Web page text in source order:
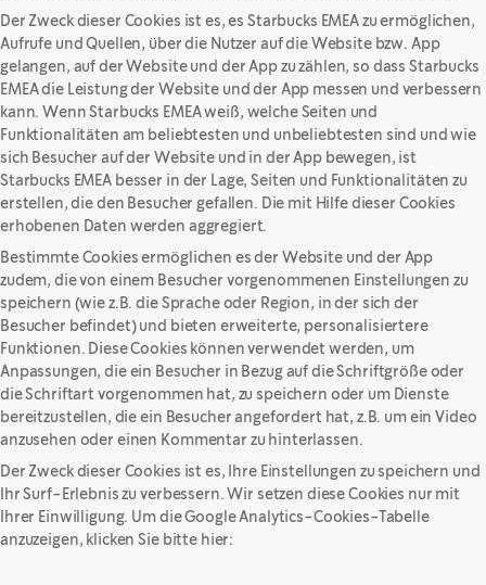
Der Zweck dieser Cookies ist es, es Starbucks EMEA zu ermöglichen,
Aufrufe und Quellen, über die Nutzer auf die Website bzw. App
gelangen, auf der Website und der App zu zählen, so dass Starbucks
EMEA die Leistung der Website und der App messen und verbessern
kann. Wenn Starbucks EMEA weiß, welche Seiten und
Funktionalitäten am beliebtesten und unbeliebtesten sind und wie
sich Besucher auf der Website und in der App bewegen, ist
Starbucks EMEA besser in der Lage, Seiten und Funktionalitäten zu
erstellen, die den Besucher gefallen. Die mit Hilfe dieser Cookies
erhobenen Daten werden aggregiert.
Bestimmte Cookies ermöglichen es der Website und der App
zudem, die von einem Besucher vorgenommenen Einstellungen zu
speichern (wie z.B. die Sprache oder Region, in der sich der
Besucher befindet) und bieten erweiterte, personalisiertere
Funktionen. Diese Cookies können verwendet werden, um
Anpassungen, die ein Besucher in Bezug auf die Schriftgröße oder
die Schriftart vorgenommen hat, zu speichern oder um Dienste
bereitzustellen, die ein Besucher angefordert hat, z.B. um ein Video
anzusehen oder einen Kommentar zu hinterlassen.
Der Zweck dieser Cookies ist es, Ihre Einstellungen zu speichern und
Ihr Surf-Erlebnis zu verbessern. Wir setzen diese Cookies nur mit
Ihrer Einwilligung. Um die Google Analytics-Cookies-Tabelle
anzuzeigen, klicken Sie bitte hier: